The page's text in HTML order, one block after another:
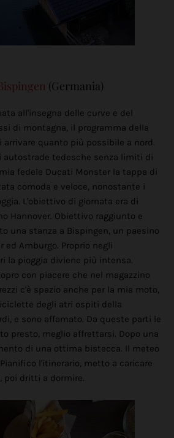
(Germania)
all'insegna delle curve e del
di montagna, il programma della
arrivare quanto più possibile a nord.
autostrade tedesche senza limiti di
fedele Ducati Monster la tappa di
comoda e veloce, nonostante i
L'obiettivo di giornata era di
Hannover. Obiettivo raggiunto e
una stanza a Bispingen, un paesino
Amburgo. Proprio negli
la pioggia diviene più intensa.
con piacere che nel magazzino
c'è spazio anche per la mia moto,
degli atri ospiti della
e sono affamato. Da queste parti le
presto, meglio affrettarsi. Dopo una
di una ottima bistecca. Il meteo
l'itinerario, metto a caricare
poi dritti a dormire.